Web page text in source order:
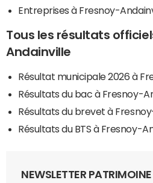
Entreprises à Fresnoy-
Tous les résultats
Andainville
Résultat municipale 2026 à
Résultats du bac à Fresnoy-
Résultats du brevet à
Résultats du BTS à Fresnoy-
NEWSLETTER PATRIMOINE